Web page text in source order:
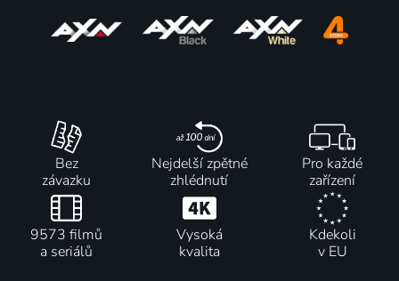
Bez
závazku
Nejdelší zpětné
zhlédnutí
Pro každé
zařízení
9573 filmů
a seriálů
Vysoká
kvalita
Kdekoli
v EU